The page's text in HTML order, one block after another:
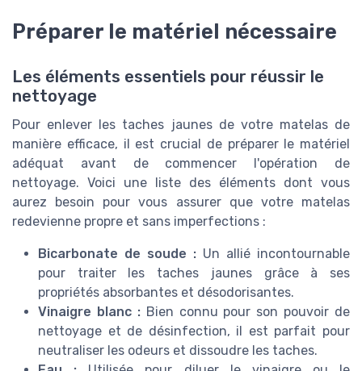
Préparer le matériel nécessaire
Les éléments essentiels pour réussir le
nettoyage
Pour enlever les taches jaunes de votre matelas de
manière efficace, il est crucial de préparer le matériel
adéquat avant de commencer l'opération de
nettoyage. Voici une liste des éléments dont vous
aurez besoin pour vous assurer que votre matelas
redevienne propre et sans imperfections :
Bicarbonate de soude : Un allié incontournable
pour traiter les taches jaunes grâce à ses
propriétés absorbantes et désodorisantes.
Vinaigre blanc :Bien connu pour son pouvoir de
nettoyage et de désinfection, il est parfait pour
neutraliser les odeurs et dissoudre les taches.